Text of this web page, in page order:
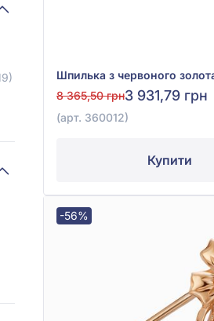
8 365,50 грн3 931,79 грн
(арт. 360012)
Купити
-56%